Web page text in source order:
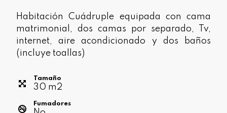
Habitación Cuádruple equipada con cama
matrimonial, dos camas por separado, Tv,
internet, aire acondicionado y dos baños
(incluye toallas)
Tamaño
30 m2
Fumadores